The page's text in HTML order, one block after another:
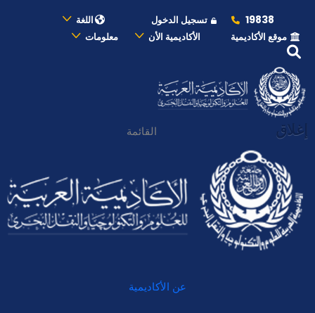
19838 تسجيل الدخول
اللغة
موقع الأكاديمية
الأكاديمية الأن معلومات
إغلاق القائمة
عن الأكاديمية